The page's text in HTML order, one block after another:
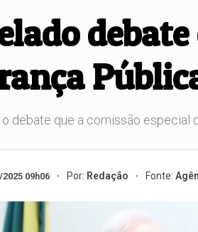
debate que a comissão especial
09h06 Por: Redação Fonte: